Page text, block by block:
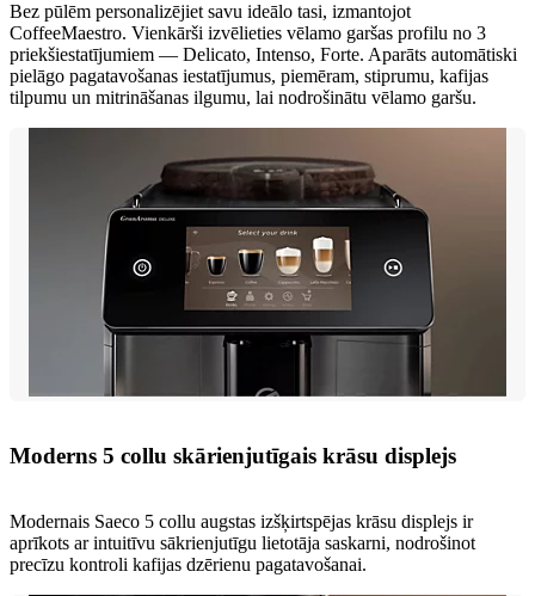
Bez pūlēm personalizējiet savu ideālo tasi, izmantojot
CoffeeMaestro. Vienkārši izvēlieties vēlamo garšas profilu no 3
priekšiestatījumiem — Delicato, Intenso, Forte. Aparāts automātiski
pielāgo pagatavošanas iestatījumus, piemēram, stiprumu, kafijas
tilpumu un mitrināšanas ilgumu, lai nodrošinātu vēlamo garšu.
Moderns 5 collu skārienjutīgais krāsu displejs
Modernais Saeco 5 collu augstas izšķirtspējas krāsu displejs ir
aprīkots ar intuitīvu sākrienjutīgu lietotāja saskarni, nodrošinot
precīzu kontroli kafijas dzērienu pagatavošanai.